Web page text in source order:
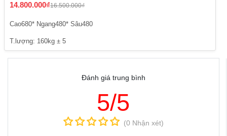
14.800.000₫16.500.000₫
Cao680* Ngang480* Sâu480
T.lượng: 160kg ± 5
Đánh giá trung bình
5/5
(0 Nhận xét)